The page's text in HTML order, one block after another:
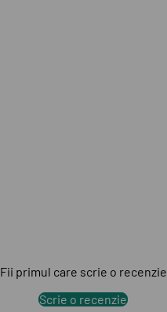
Fii primul care scrie o recenzie
Scrie o recenzie